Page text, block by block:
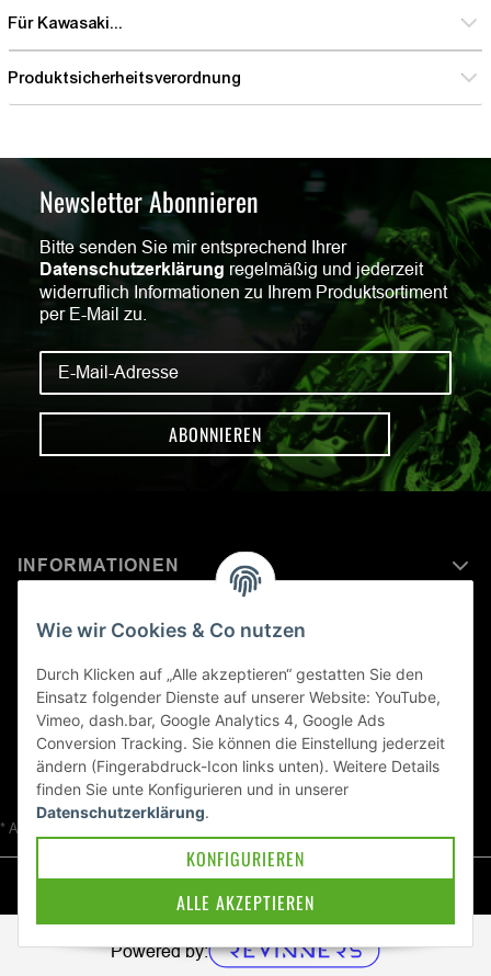
Für Kawasaki...
Produktsicherheitsverordnung
Newsletter Abonnieren
Bitte senden Sie mir entsprechend Ihrer
Datenschutzerklärung regelmäßig und jederzeit
widerruflich Informationen zu Ihrem Produktsortiment
per E-Mail zu.
ABONNIEREN
INFORMATIONEN
MEHR ERFAHREN ÜBER
KAWASAKI WELT
Blog
* Alle Preise inkl. gesetzlicher USt., zzgl.
Powered by:
Wie wir Cookies & Co nutzen
Durch Klicken auf „Alle akzeptieren“ gestatten Sie den
Einsatz folgender Dienste auf unserer Website: YouTube,
Vimeo, dash.bar, Google Analytics 4, Google Ads
Conversion Tracking. Sie können die Einstellung jederzeit
ändern (Fingerabdruck-Icon links unten). Weitere Details
finden Sie unte Konfigurieren und in unserer
Datenschutzerklärung.
ALLE AKZEPTIEREN
KONFIGURIEREN